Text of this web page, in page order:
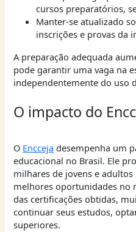
cursos preparatórios,
Manter-se atualizado
inscrições e provas da
A preparação adequada
pode garantir uma vaga na
independentemente do uso
O impacto do
O Encceja desempenha um
educacional no Brasil. Ele
milhares de jovens e
melhores oportunidades no
das certificações obtidas,
continuar seus estudos,
superiores.